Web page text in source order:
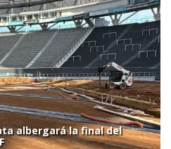
albergará la final del